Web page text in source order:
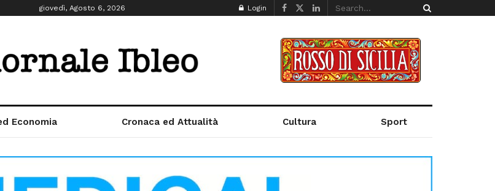
giovedì, Agosto 6, 2026 Login
Economia Cronaca ed Attualità Cultura Sport